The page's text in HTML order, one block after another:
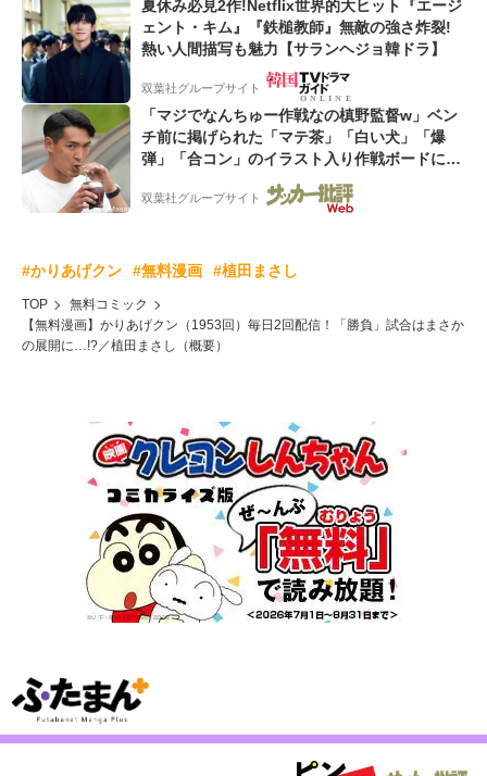
夏休み必見2作!Netflix世界的大ヒット『エージ
ェント・キム』『鉄槌教師』無敵の強さ炸裂!
熱い人間描写も魅力【サランヘジョ韓ドラ】
双葉社グループサイト
「マジでなんちゅー作戦なの槙野監督w」ベン
チ前に掲げられた「マテ茶」「白い犬」「爆
弾」「合コン」のイラスト入り作戦ボードにフ
ァン困惑!「想像よりデカくて吹いた」
双葉社グループサイト
#かりあげクン #無料漫画 #植田まさし
TOP
無料コミック
【無料漫画】かりあげクン（1953回）毎日2回配信！「勝負」試合はまさか
の展開に…!?／植田まさし（概要）